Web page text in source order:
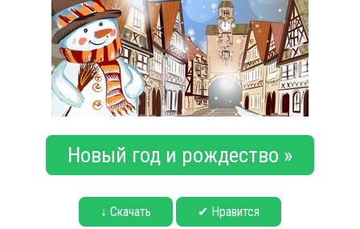
Новый год и рождество »
↓ Скачать ✔ Нравится